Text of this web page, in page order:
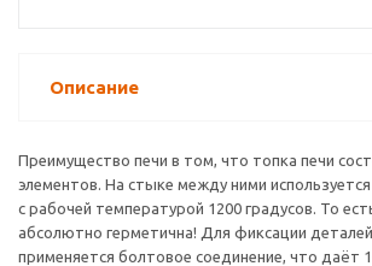
Описание
Преимущество печи в том, что топка печи
элементов. На стыке между ними
с рабочей температурой 1200 градусов. То
абсолютно герметична! Для фиксации
применяется болтовое соединение, что даёт